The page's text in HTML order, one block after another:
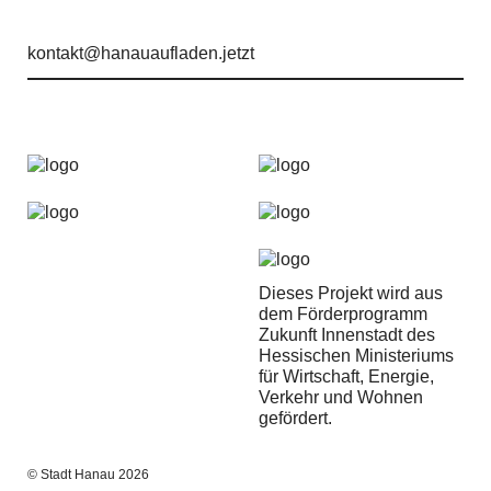
kontakt@hanauaufladen.jetzt
Dieses Projekt wird aus
dem Förderprogramm
Zukunft Innenstadt des
Hessischen Ministeriums
für Wirtschaft, Energie,
Verkehr und Wohnen
gefördert.
© Stadt Hanau 2026